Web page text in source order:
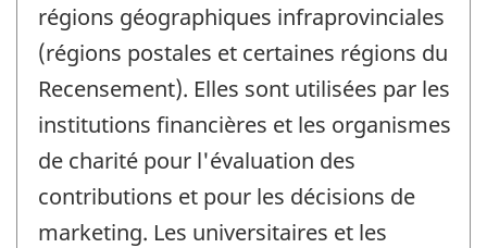
régions géographiques infraprovinciales
(régions postales et certaines régions du
Recensement). Elles sont utilisées par les
institutions financières et les organismes
de charité pour l'évaluation des
contributions et pour les décisions de
marketing. Les universitaires et les